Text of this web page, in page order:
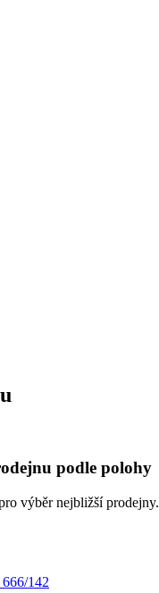
podle polohy
výběr nejbližší prodejny.
142